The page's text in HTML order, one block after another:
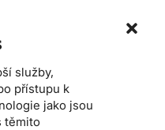
služby,
přístupu k
jako jsou
těmito